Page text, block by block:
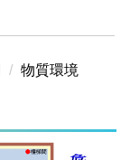
物質環境